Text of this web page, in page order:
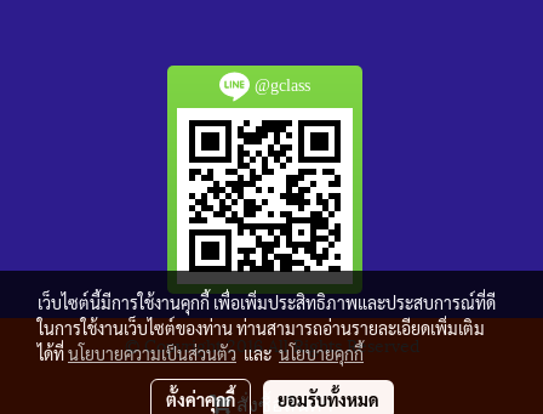
สั่งซื้อสินค้า
@gclass
© Copyright 2016 All Rights Reserved
ผู้เข้าชมวันนี้ 2,230
เว็บไซต์นี้มีการใช้งานคุกกี้ เพื่อเพิ่มประสิทธิภาพและประสบการณ์ที่ดี
ในการใช้งานเว็บไซต์ของท่าน ท่านสามารถอ่านรายละเอียดเพิ่มเติม
ได้ที่นโยบายความเป็นส่วนตัวและนโยบายคุกกี้
ตั้งค่าคุกกี้ ยอมรับทั้งหมด